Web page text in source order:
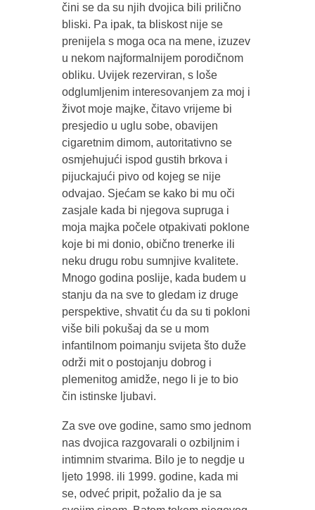
čini se da su njih dvojica bili prilično
bliski. Pa ipak, ta bliskost nije se
prenijela s moga oca na mene, izuzev
u nekom najformalnijem porodičnom
obliku. Uvijek rezerviran, s loše
odglumljenim interesovanjem za moj i
život moje majke, čitavo vrijeme bi
presjedio u uglu sobe, obavijen
cigaretnim dimom, autoritativno se
osmjehujući ispod gustih brkova i
pijuckajući pivo od kojeg se nije
odvajao. Sjećam se kako bi mu oči
zasjale kada bi njegova supruga i
moja majka počele otpakivati poklone
koje bi mi donio, obično trenerke ili
neku drugu robu sumnjive kvalitete.
Mnogo godina poslije, kada budem u
stanju da na sve to gledam iz druge
perspektive, shvatit ću da su ti pokloni
više bili pokušaj da se u mom
infantilnom poimanju svijeta što duže
održi mit o postojanju dobrog i
plemenitog amidže, nego li je to bio
čin istinske ljubavi.
Za sve ove godine, samo smo jednom
nas dvojica razgovarali o ozbiljnim i
intimnim stvarima. Bilo je to negdje u
ljeto 1998. ili 1999. godine, kada mi
se, odveć pripit, požalio da je sa